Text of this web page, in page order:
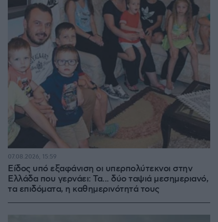
Είδος υπό εξαφάνιση οι υπερπολύτεκνοι στην
Ελλάδα που γερνάει: Τα... δύο ταψιά μεσημεριανό,
τα επιδόματα, η καθημερινότητά τους
07.08.2026, 15:59